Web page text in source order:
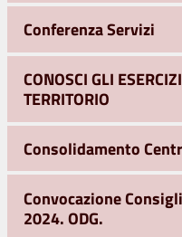
Conferenza Servizi
CONOSCI GLI
TERRITORIO
Consolidamento
Convocazione
2024. ODG.